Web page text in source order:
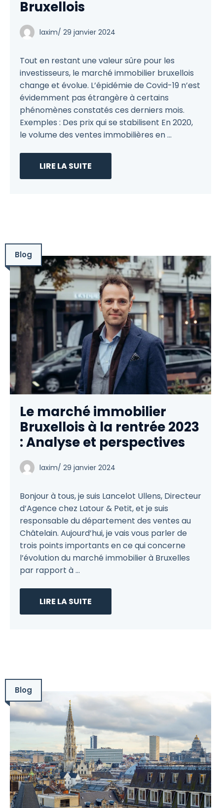
Bruxellois
laxim/ 29 janvier 2024
Tout en restant une valeur sûre pour les
investisseurs, le marché immobilier bruxellois
change et évolue. L’épidémie de Covid-19 n’est
évidemment pas étrangère à certains
phénomènes constatés ces derniers mois.
Exemples : Des prix qui se stabilisent En 2020,
le volume des ventes immobilières en ...
LIRE LA SUITE
Blog
Le marché immobilier
Bruxellois à la rentrée 2023
: Analyse et perspectives
laxim/ 29 janvier 2024
Bonjour à tous, je suis Lancelot Ullens, Directeur
d’Agence chez Latour & Petit, et je suis
responsable du département des ventes au
Châtelain. Aujourd’hui, je vais vous parler de
trois points importants en ce qui concerne
l’évolution du marché immobilier à Bruxelles
par rapport à ...
LIRE LA SUITE
Blog